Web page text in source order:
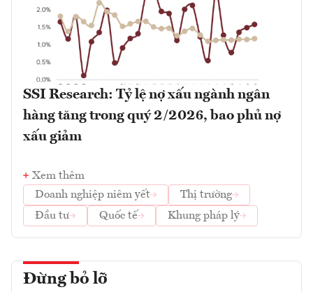
SSI Research: Tỷ lệ nợ xấu ngành ngân
hàng tăng trong quý 2/2026, bao phủ nợ
xấu giảm
Xem thêm
Doanh nghiệp niêm yết
Thị trường
Đầu tư
Quốc tế Khung pháp lý
Đừng bỏ lỡ